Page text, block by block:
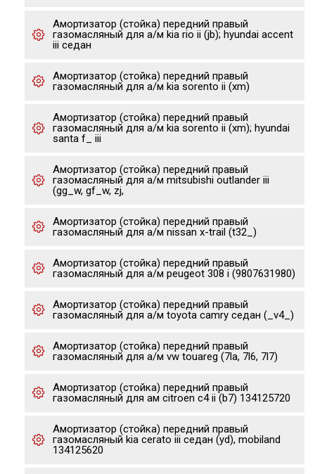
Амортизатор (стойка) передний правый
газомасляный для а/м kia rio ii (jb); hyundai accent
iii седан
Амортизатор (стойка) передний правый
газомасляный для а/м kia sorento ii (xm)
Амортизатор (стойка) передний правый
газомасляный для а/м kia sorento ii (xm); hyundai
santa f_ iii
Амортизатор (стойка) передний правый
газомасляный для а/м mitsubishi outlander iii
(gg_w, gf_w, zj,
Амортизатор (стойка) передний правый
газомасляный для а/м nissan x-trail (t32_)
Амортизатор (стойка) передний правый
газомасляный для а/м peugeot 308 i (9807631980)
Амортизатор (стойка) передний правый
газомасляный для а/м toyota camry седан (_v4_)
Амортизатор (стойка) передний правый
газомасляный для а/м vw touareg (7la, 7l6, 7l7)
Амортизатор (стойка) передний правый
газомасляный для ам citroen c4 ii (b7) 134125720
Амортизатор (стойка) передний правый
газомасляный kia cerato iii седан (yd), mobiland
134125620